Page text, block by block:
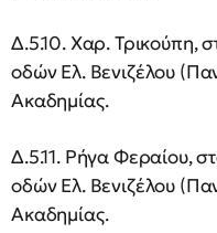
Δ.5.10. Χαρ. Τρικούπη,
οδών Ελ. Βενιζέλου
Ακαδημίας.
Δ.5.11. Ρήγα Φεραίου,
οδών Ελ. Βενιζέλου
Ακαδημίας.